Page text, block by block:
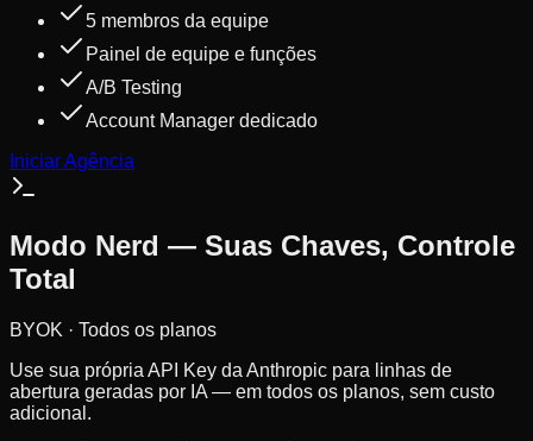
5 membros da equipe
Painel de equipe e funções
A/B Testing
Account Manager dedicado
Iniciar Agência
Modo Nerd — Suas Chaves, Controle
Total
BYOK · Todos os planos
Use sua própria API Key da Anthropic para linhas de
abertura geradas por IA — em todos os planos, sem custo
adicional.